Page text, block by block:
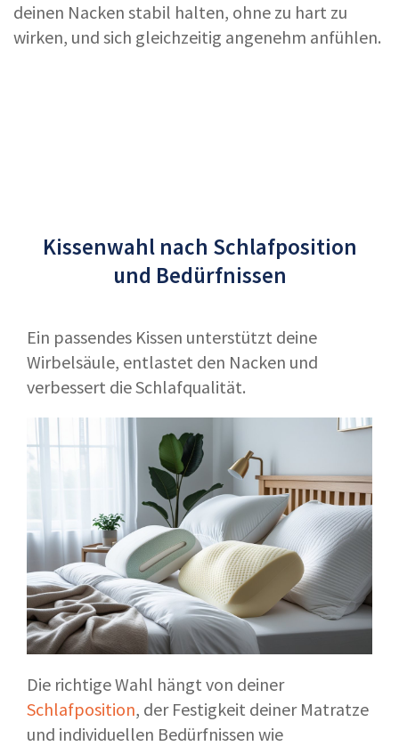
deinen Nacken stabil halten, ohne zu hart zu
wirken, und sich gleichzeitig angenehm anfühlen.
Kissenwahl nach Schlafposition
und Bedürfnissen
Ein passendes Kissen unterstützt deine
Wirbelsäule, entlastet den Nacken und
verbessert die Schlafqualität.
Die richtige Wahl hängt von deiner
Schlafposition, der Festigkeit deiner Matratze
und individuellen Bedürfnissen wie